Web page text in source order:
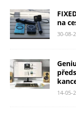
na
30-08-
14-05-